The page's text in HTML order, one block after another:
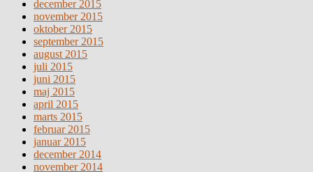
december 2015
november 2015
oktober 2015
september 2015
august 2015
juli 2015
juni 2015
maj 2015
april 2015
marts 2015
februar 2015
januar 2015
december 2014
november 2014